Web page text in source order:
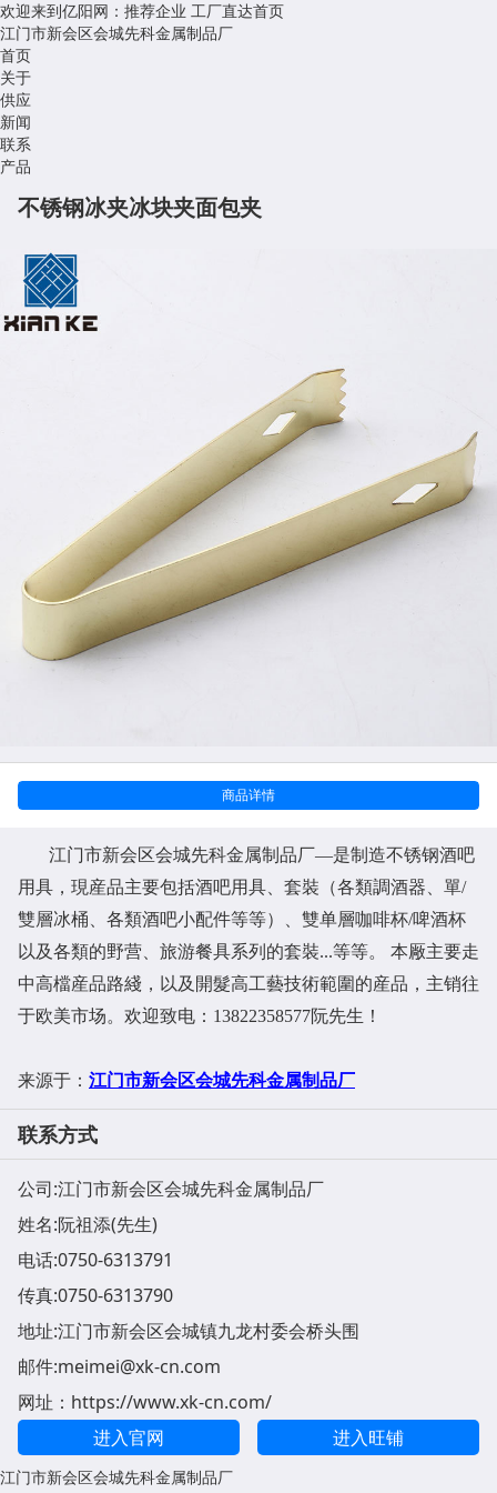
欢迎来到亿阳网：推荐企业 工厂直达首页
江门市新会区会城先科金属制品厂
首页
关于
供应
新闻
联系
产品
不锈钢冰夹冰块夹面包夹
商品详情
江门市新会区会城先科金属制品厂—是制造不锈钢酒吧
用具，現産品主要包括酒吧用具、套裝（各類調酒器、單/
雙層冰桶、各類酒吧小配件等等）、雙单層咖啡杯/啤酒杯
以及各類的野营、旅游餐具系列的套裝...等等。 本厰主要走
中高檔産品路綫，以及開髮高工藝技術範圍的産品，主销往
于欧美市场。欢迎致电：13822358577阮先生！
来源于： 江门市新会区会城先科金属制品厂
联系方式
公司:江门市新会区会城先科金属制品厂
姓名:阮祖添(先生)
电话:0750-6313791
传真:0750-6313790
地址:江门市新会区会城镇九龙村委会桥头围
邮件:meimei@xk-cn.com
网址： https://www.xk-cn.com/
进入官网
进入旺铺
江门市新会区会城先科金属制品厂